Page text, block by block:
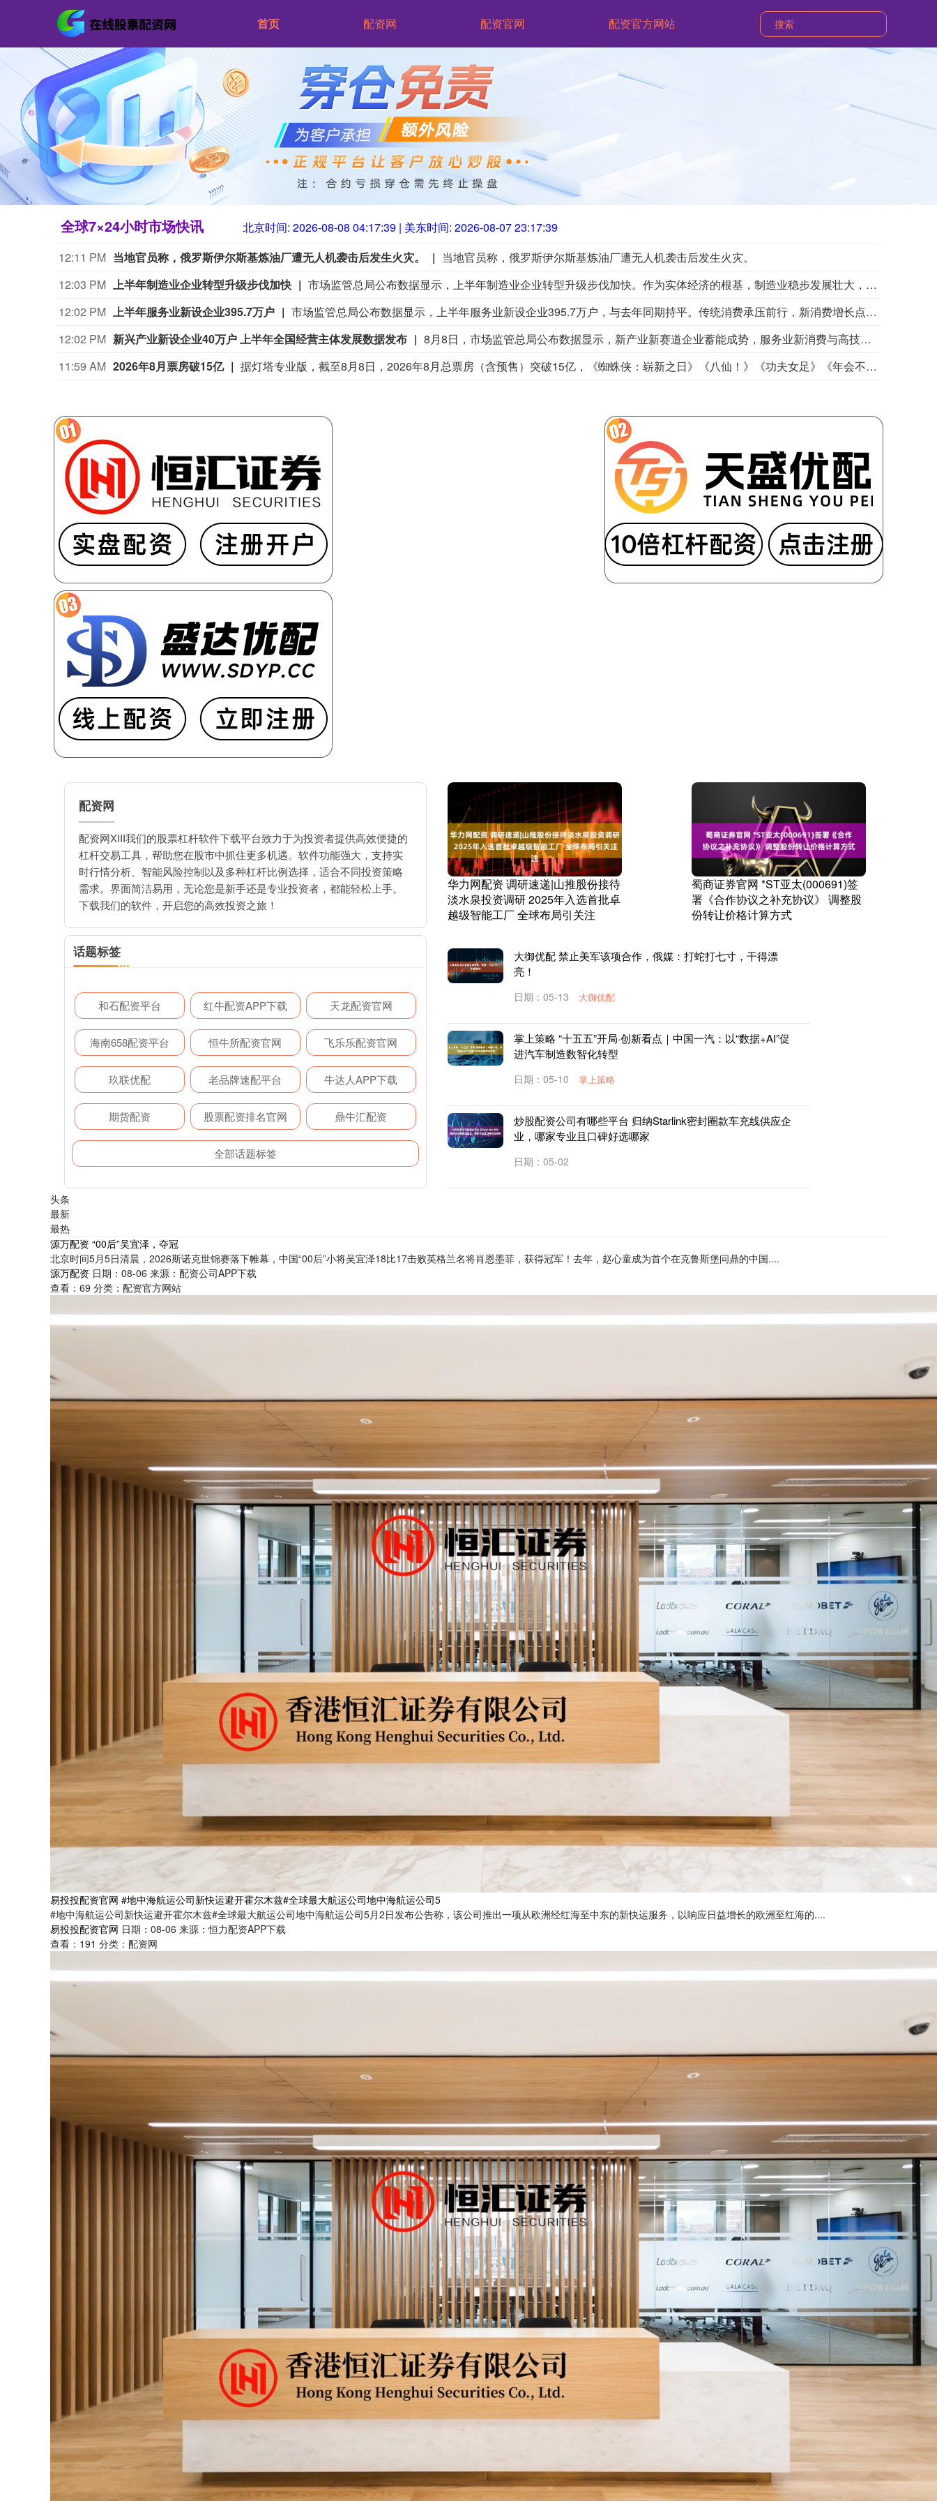
首页 配资网 配资官网 配资官方网站
全球7×24小时市场快讯 北京时间: 2026-08-08 04:17:41 | 美东时间: 2026-08-07 23:17:41
11:57 AM 美媒：马斯克拒绝让乌克兰用“星链”打击俄境内目标
11:49 AM 鄱阳湖水位持续下降 跌破14米
受近期持续高温天气影响，我国最大淡水湖鄱阳湖水位快速下降。截至8月8日8时，鄱阳湖标志性水文站星子站水位下降至13.97米，较昨日下降0.13米，鄱阳湖湖口站水位下降至13.84米，湖区两岸退水痕迹明显。（央视新闻）
11:41 AM 特朗普说很多人称他是最伟大总统之一
当地时间8月6日，有记者在采访美国总统特朗普时提出，如果民主党人在中期选举后控制国会众议院，可能会再次试图弹劾他，特朗普表示，“很多人说我是有史以来最伟大的总统之一”。记者表示“民主党人可没这么说”，特朗普则回应说，民主党人不这么说，但能看到自己的政绩。特朗普表示，现在美国获得的投资比历史上任何时期都多，比任何国家都多，投资额无人能及。他强调，美国现在真的正处于黄金时代。（CCTV国际时讯）
11:33 AM 乌称基辅市拉响防空警报 俄称多地有导弹来袭
乌克兰空军8日在社交媒体称，乌克兰首都基辅，以及敖德萨州等多地有无人机来袭风险。基辅市军事管理局称，由于无人机和弹道导弹威胁，基辅市拉响防空警报。该部门还称，基辅一处燃料库起火，但未说明具体原因。据俄罗斯方面8日凌晨消息，俄罗斯萨马拉州、萨拉托夫州等多地有导弹来袭风险。今天已有十多个俄罗斯机场暂停航班起降。
11:28 AM 哥伦比亚新总统宣布将加强打击毒品犯罪 哥伦比亚新任总统德拉埃斯普列亚7日在哥西南部城市卡利举行的总统就职仪式上发表演说，宣布政府将很快公布毒品恐怖组织名单，加大对毒品犯罪的打击力度。德拉埃斯普列亚说，新政府将把恢复国家安全和权威作为重点，要求武装部队和警察打击所有犯罪团伙，并通过根除非法作物等措施打击毒品犯罪。德拉埃斯普列亚表示，新政府将加大反腐力度，推动经济增长并改善医疗、教育和农村发展状况。哥伦比亚将加强同其他国家在打击跨国有组织犯罪、情报、安全和司法等领域的合作。
配资网
配资网XIII我们的股票杠杆软件下载平台致力于为投资者提供高效便捷的
杠杆交易工具，帮助您在股市中抓住更多机遇。软件功能强大，支持实
时行情分析、智能风险控制以及多种杠杆比例选择，适合不同投资策略
需求。界面简洁易用，无论您是新手还是专业投资者，都能轻松上手。
下载我们的软件，开启您的高效投资之旅！
话题标签
和石配资平台 红牛配资APP下载 天龙配资官网
海南658配资平台 恒牛所配资官网 飞乐乐配资官网
玖联优配 老品牌速配平台 牛达人APP下载
期货配资 股票配资排名官网 鼎牛汇配资
全部话题标签
华力网配资 调研速递|山推股份接待
淡水泉投资调研 2025年入选首批卓
越级智能工厂 全球布局引关注
蜀商证券官网 *ST亚太(000691)签
署《合作协议之补充协议》 调整股
份转让价格计算方式
大御优配 禁止美军该项合作，俄媒：打蛇打七寸，干得漂
亮！
日期：05-13 大御优配
掌上策略 “十五五”开局·创新看点｜中国一汽：以“数据+AI”促
进汽车制造数智化转型
日期：05-10 掌上策略
炒股配资公司有哪些平台 归纳Starlink密封圈款车充线供应企
业，哪家专业且口碑好选哪家
日期：05-02
头条
最新
最热
源万配资 “00后”吴宜泽，夺冠
北京时间5月5日清晨，2026斯诺克世锦赛落下帷幕，中国“00后”小将吴宜泽18比17击败英格兰名将肖恩墨菲，获得冠军！去年，赵心童成为首个在克鲁斯堡问鼎的中国....
源万配资 日期：08-06 来源：配资公司APP下载
查看： 69 分类： 配资官方网站
易投投配资官网 #地中海航运公司新快运避开霍尔木兹#全球最大航运公司地中海航运公司5
#地中海航运公司新快运避开霍尔木兹#全球最大航运公司地中海航运公司5月2日发布公告称，该公司推出一项从欧洲经红海至中东的新快运服务，以响应日益增长的欧洲至红海的....
易投投配资官网 日期：08-06 来源：恒力配资APP下载
查看： 191 分类： 配资网